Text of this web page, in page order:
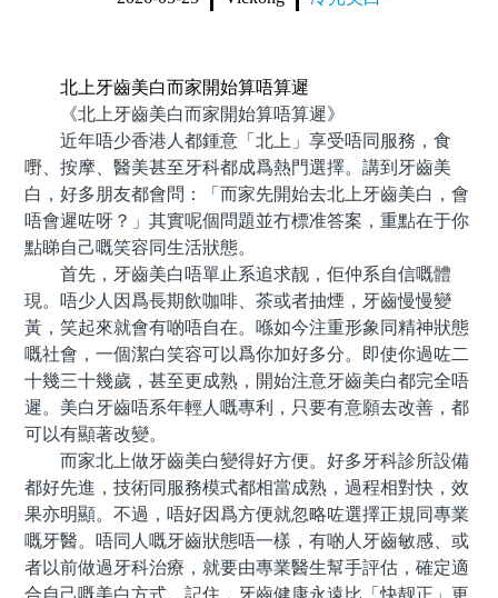
北上牙齒美白而家開始算唔算遲
《北上牙齒美白而家開始算唔算遲》
近年唔少香港人都鍾意「北上」享受唔同服務，食
嘢、按摩、醫美甚至牙科都成爲熱門選擇。講到牙齒美
白，好多朋友都會問：「而家先開始去北上牙齒美白，會
唔會遲咗呀？」其實呢個問題並冇標准答案，重點在于你
點睇自己嘅笑容同生活狀態。
首先，牙齒美白唔單止系追求靓，佢仲系自信嘅體
現。唔少人因爲長期飲咖啡、茶或者抽煙，牙齒慢慢變
黃，笑起來就會有啲唔自在。喺如今注重形象同精神狀態
嘅社會，一個潔白笑容可以爲你加好多分。即使你過咗二
十幾三十幾歲，甚至更成熟，開始注意牙齒美白都完全唔
遲。美白牙齒唔系年輕人嘅專利，只要有意願去改善，都
可以有顯著改變。
而家北上做牙齒美白變得好方便。好多牙科診所設備
都好先進，技術同服務模式都相當成熟，過程相對快，效
果亦明顯。不過，唔好因爲方便就忽略咗選擇正規同專業
嘅牙醫。唔同人嘅牙齒狀態唔一樣，有啲人牙齒敏感、或
者以前做過牙科治療，就要由專業醫生幫手評估，確定適